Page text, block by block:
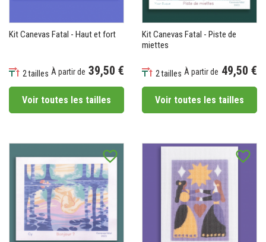
Kit Canevas Fatal - Haut et fort
2 tailles À partir de 39,50 €
Voir toutes les tailles
Kit Canevas Fatal - Piste de
miettes
2 tailles À partir de 49,50 €
Voir toutes les tailles
favorite_border favorite_border